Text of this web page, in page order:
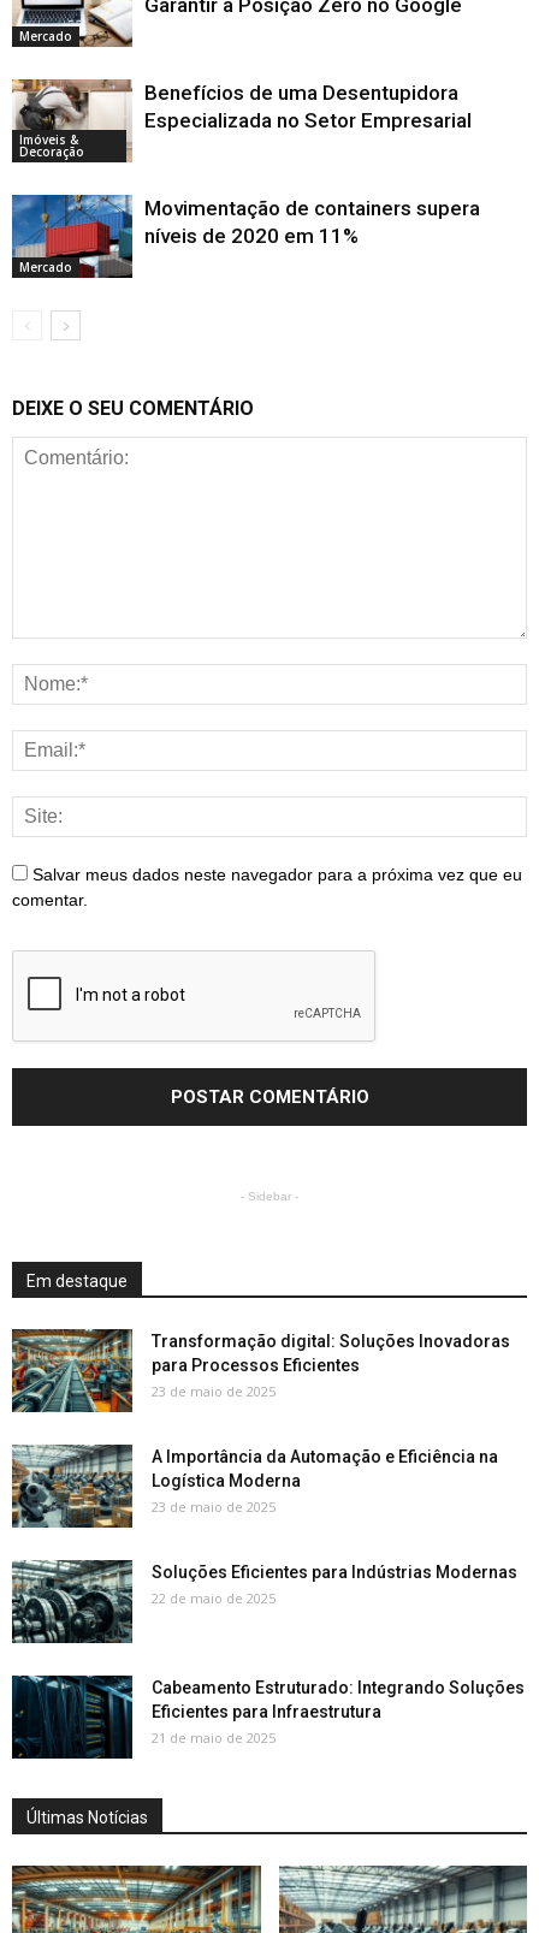
Mercado
Garantir a Posição Zero no Google
Imóveis &
Decoração
Benefícios de uma Desentupidora
Especializada no Setor Empresarial
Mercado
Movimentação de containers supera
níveis de 2020 em 11%
DEIXE O SEU COMENTÁRIO
Salvar meus dados neste navegador para a próxima vez que eu
comentar.
- Sidebar -
Em destaque
Transformação digital: Soluções Inovadoras
para Processos Eficientes
23 de maio de 2025
A Importância da Automação e Eficiência na
Logística Moderna
23 de maio de 2025
Soluções Eficientes para Indústrias Modernas
22 de maio de 2025
Cabeamento Estruturado: Integrando Soluções
Eficientes para Infraestrutura
21 de maio de 2025
Últimas Notícias